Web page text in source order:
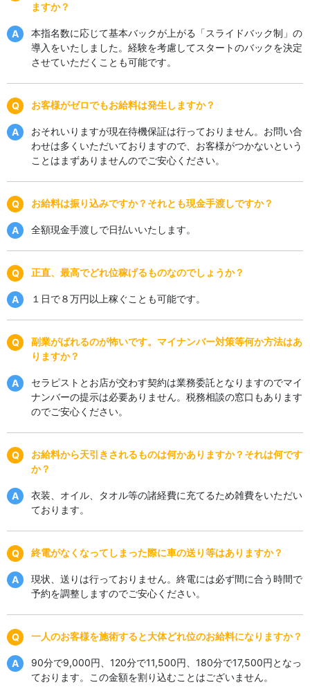
ますか？
本指名数に応じて基本バックが上がる「スライドバック制」の
導入をいたしました。経験を考慮してスタートのバックを決定
させていただくことも可能です。
お客様がゼロでもお給料は発生しますか？
おそれいりますが現在待機保証は行っておりません。お問い合
わせは多くいただいておりますので、お客様がつかないという
ことはまずありませんのでご安心ください。
お給料は振り込みですか？それとも現金手渡しですか？
全額現金手渡しで日払いいたします。
正直、最高でどれ位稼げるものなのでしょうか？
１日で８万円以上稼ぐことも可能です。
副業がばれるのが怖いです。マイナンバー対策等何か方法はあ
りますか？
セラピストとお店が交わす契約は業務委託となりますのでマイ
ナンバーの提示は必要ありません。税務相談の窓口もあります
のでご安心ください。
お給料から天引きされるものは何かありますか？それは何です
か？
衣装、オイル、タオル等の諸経費に充てるため雑費をいただい
ております。
終電がなくなってしまった際に車の送り等はありますか？
現状、送りは行っておりません。終電には必ず間に合う時間で
予約を調整しますのでご安心ください。
一人のお客様を施術すると大体どれ位のお給料になりますか？
90分で9,000円、120分で11,500円、180分で17,500円となっ
ております。この金額を割り込むことはございません。